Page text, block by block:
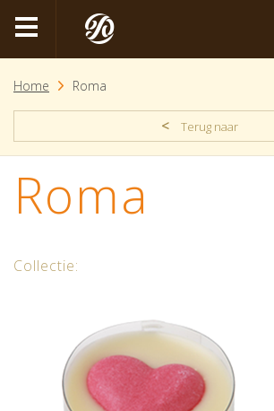
Home Roma
< Terug naar
Roma
Collectie: